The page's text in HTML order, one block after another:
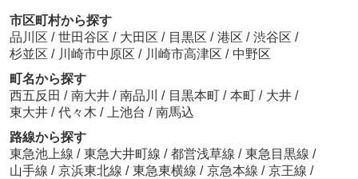
市区町村から探す
品川区 / 世田谷区 / 大田区 / 目黒区 / 港区 / 渋谷区 /
杉並区 / 川崎市中原区 / 川崎市高津区 / 中野区
町名から探す
西五反田 / 南大井 / 南品川 / 目黒本町 / 本町 / 大井 /
東大井 / 代々木 / 上池台 / 南馬込
路線から探す
東急池上線 / 東急大井町線 / 都営浅草線 / 東急目黒線 /
山手線 / 京浜東北線 / 東急東横線 / 京急本線 / 京王線 /